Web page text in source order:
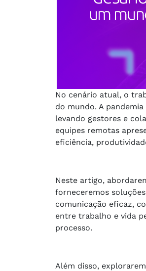
No cenário atual, o
do mundo. A
levando gestores e
equipes remotas
eficiência,
Neste artigo,
forneceremos
comunicação eficaz,
entre trabalho e vida
processo.
Além disso,